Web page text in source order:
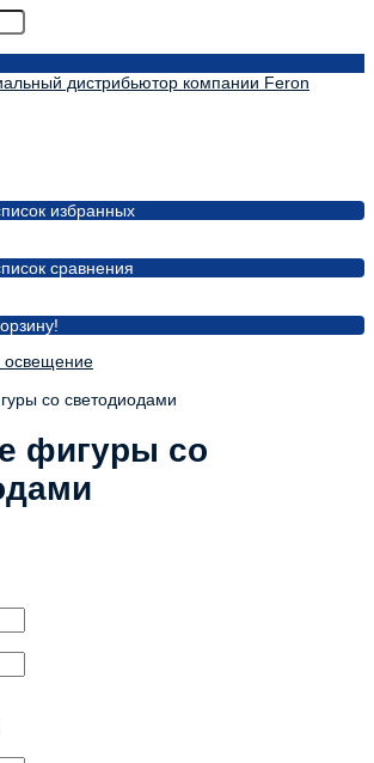
избранных
сравнения
освещение
со светодиодами
фигуры со